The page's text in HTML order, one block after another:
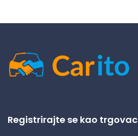
Registrirajte se kao trgovac